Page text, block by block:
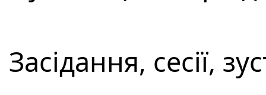
Засідання, сесії,